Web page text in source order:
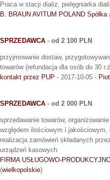
Praca w stacji dializ, pielęgniarka
B. BRAUN AVITUM POLAND Spółka
SPRZEDAWCA - od 2 100 PLN
przyjmowanie dostaw,
towarów (refundacja dla osób do 30
kontakt przez PUP - 2017-10-05 -
SPRZEDAWCA - od 2 000 PLN
sprzedawanie towarów,
względem ilościowym i jakościowym,
realizacja zamówień składanych
urządzeń kasowych
FIRMA USŁUGOWO-
(wielkopolskie)